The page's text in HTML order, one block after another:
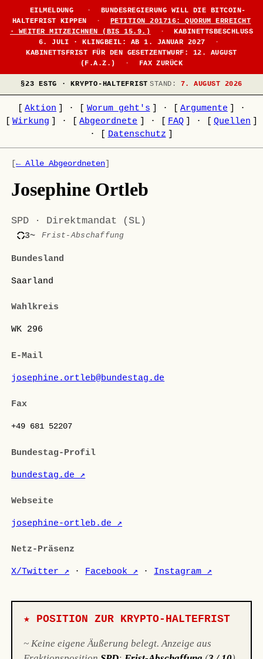
EILMELDUNG ·
BUNDESREGIERUNG WILL DIE BITCOIN-
HALTEFRIST KIPPEN
·
PETITION 201716: QUORUM ERREICHT
· WEITER MITZEICHNEN (BIS 15.9.)
·
KABINETTSBESCHLUSS
6. JULI · KLINGBEIL: AB 1. JANUAR 2027
·
KABINETTSFRIST FÜR DEN GESETZENTWURF: 12. AUGUST
(F.A.Z.)
· FAX ZURÜCK
§23 ESTG · KRYPTO-HALTEFRIST STAND: 7. AUGUST 2026
Aktion · Worum geht's · Argumente
·
Wirkung · Abgeordnete · FAQ · Quellen
·
Datenschutz
[← Alle Abgeordneten]
Josephine Ortleb
SPD · Direktmandat (SL)
3~ Frist-Abschaffung
Bundesland
Saarland
Wahlkreis
WK 296
E-Mail
josephine.ortleb@bundestag.de
Fax
+49 681 52207
Bundestag-Profil
bundestag.de ↗
Webseite
josephine-ortleb.de ↗
Netz-Präsenz
X/Twitter ↗ · Facebook ↗ · Instagram ↗
★ POSITION ZUR KRYPTO-HALTEFRIST
~ Keine eigene Äußerung belegt. Anzeige aus